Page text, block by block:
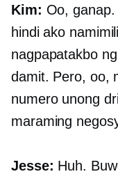
Kim: Oo,
hindi ako
nagpapatakbo
damit. Pero, oo,
numero unong
maraming
Jesse: Huh.